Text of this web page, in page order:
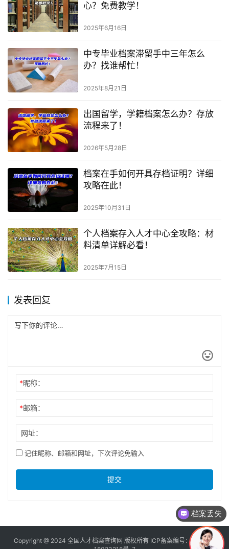
心？免费教学！
2025年6月16日
中专毕业档案滞留手中三年怎么
办？找谁帮忙！
2025年8月21日
出国留学，学籍档案怎么办？存放
流程来了！
2026年5月28日
档案在手如何开具存档证明？详细
攻略在此！
2025年10月31日
个人档案存入人才中心全攻略：材
料清单详解必看！
2025年7月15日
发表回复
*昵称：
*邮箱：
网址：
记住昵称、邮箱和网址，下次评论免输入
提交
Copyright @ 2024 全国人才档案查询网 版权所有 ICP备案编号：
京ICP备
档案丢失